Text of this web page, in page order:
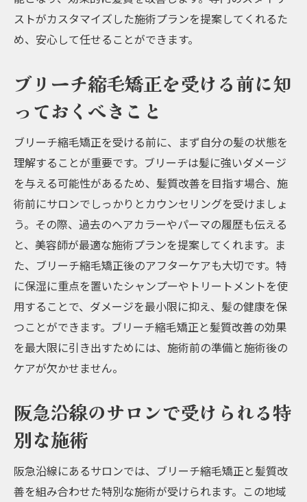
ストがカスタマイズした施術プランを提案してくれるた
め、安心して任せることができます。
ブリーチ縮毛矯正を受ける前に知
っておくべきこと
ブリーチ縮毛矯正を受ける前に、まず自分の髪の状態を
理解することが重要です。ブリーチは髪に強いダメージ
を与える可能性があるため、髪質改善を目指す場合、施
術前にサロンでしっかりとカウンセリングを受けましょ
う。その際、過去のヘアカラーやパーマの履歴も伝える
と、美容師が最適な施術プランを提案してくれます。ま
た、ブリーチ縮毛矯正後のアフターケアも大切です。特
に保湿に重点を置いたシャンプーやトリートメントを使
用することで、ダメージを最小限に抑え、髪の健康を保
つことができます。ブリーチ縮毛矯正と髪質改善の効果
を最大限に引き出すためには、施術前の準備と施術後の
ケアが欠かせません。
阪急沿線のサロンで受けられる特
別な施術
阪急沿線にあるサロンでは、ブリーチ縮毛矯正と髪質改
善を組み合わせた特別な施術が受けられます。この地域